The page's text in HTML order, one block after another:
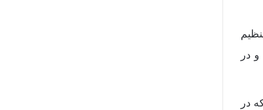
در
در